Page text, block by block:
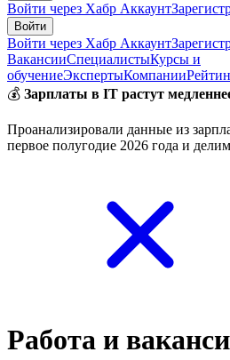
Войти через Хабр Аккаунт
Войти
Войти через Хабр Аккаунт
ВакансииСпециалистыКурсы и
обучениеЭкспертыКомпании
💰 Зарплаты в IT растут
Проанализировали данные из
первое полугодие 2026 года и
Работа и